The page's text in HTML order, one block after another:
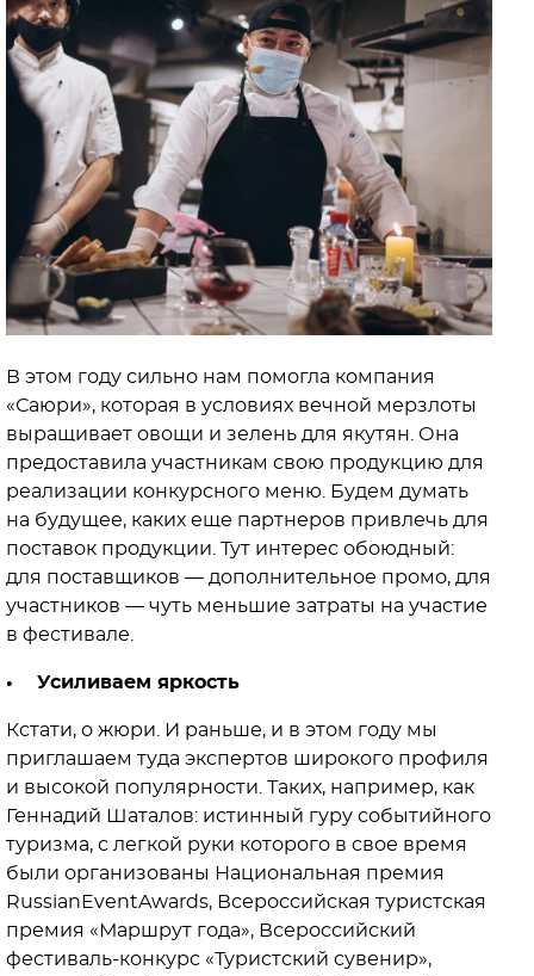
В этом году сильно нам помогла компания
«Саюри», которая в условиях вечной мерзлоты
выращивает овощи и зелень для якутян. Она
предоставила участникам свою продукцию для
реализации конкурсного меню. Будем думать
на будущее, каких еще партнеров привлечь для
поставок продукции. Тут интерес обоюдный:
для поставщиков — дополнительное промо, для
участников — чуть меньшие затраты на участие
в фестивале.
• Усиливаем яркость
Кстати, о жюри. И раньше, и в этом году мы
приглашаем туда экспертов широкого профиля
и высокой популярности. Таких, например, как
Геннадий Шаталов: истинный гуру событийного
туризма, с легкой руки которого в свое время
были организованы Национальная премия
RussianEventAwards, Всероссийская туристская
премия «Маршрут года», Всероссийский
фестиваль-конкурс «Туристский сувенир»,